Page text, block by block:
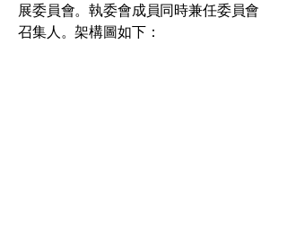
展委員會。執委會成員同時兼任委員會
召集人。架構圖如下：